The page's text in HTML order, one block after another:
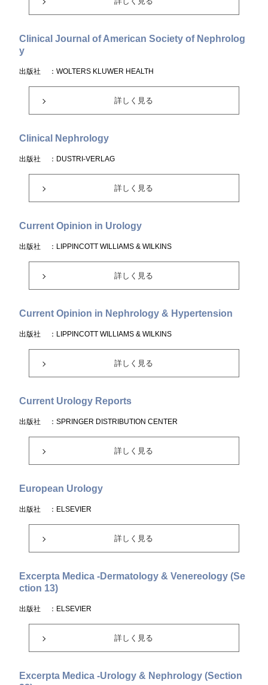
Clinical Journal of American Society of Nephrolog
y
出版社 ：WOLTERS KLUWER HEALTH
詳しく見る
Clinical Nephrology
出版社 ：DUSTRI-VERLAG
詳しく見る
Current Opinion in Urology
出版社 ：LIPPINCOTT WILLIAMS & WILKINS
詳しく見る
Current Opinion in Nephrology & Hypertension
出版社 ：LIPPINCOTT WILLIAMS & WILKINS
詳しく見る
Current Urology Reports
出版社 ：SPRINGER DISTRIBUTION CENTER
詳しく見る
European Urology
出版社 ：ELSEVIER
詳しく見る
Excerpta Medica -Dermatology & Venereology (Se
ction 13)
出版社 ：ELSEVIER
詳しく見る
Excerpta Medica -Urology & Nephrology (Section